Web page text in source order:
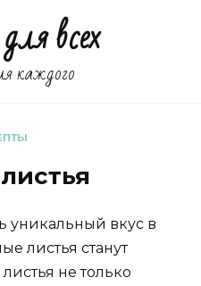
всех
каждого
уникальный вкус в
листья станут
не только